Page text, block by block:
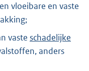
en vloeibare en vaste
vaste schadelijke
anders